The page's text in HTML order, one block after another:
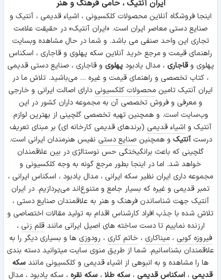
ایران آنتیک ، حامی فرهنگ و هنر
اینجا فروشگاه آنلاین محصولات کلکسیونی ، اشیاء قدیمی ، آنتیک و
صنایع دستی معاصر ایران است. «ایران آنتیک» در حقیقت علامت
تجاری این واحد صنفی می باشد. و شما در حال مشاهده وبسایت
راهنمای قیمت و مرجع خرید آنلاین سکه پهلوی و قاجاری ، اسکناس
پهلوی وقاجاری ، مدال یادبودپهلوی و قاجاری ، صنایع دستی قدیمی
، کتاب تخصصی و راهنمای قیمت و غیره ... می‌باشید. تلاش ما در
ایران آنتیک تامین محصولات کلکسیونی دارای اصالت ایرانی و خارجی
و معرفی و فروش تخصصی آن به مجموعه داران کشور در این
وب‌سایت است. و همچنین تهیه تخصصی گلچینی از بهترین لوازم
آنتیک و اشیاء قدیمی (برندهای قدیمی کارخانه ای) بر مبنای تعریف
درستآنتیک و همچنینصنایع دستی نفیس هنرمندان ایرانی است.
گلچینی که باعث برانگیختگی حس نوستالژی در بین علاقمندان
خواهد شد. اما در اینجا بطور مرجع گونه به وجه کلکسیونی و
مجموعه داری ایران نظیر سکه ایرانی ، مدال یادبود ، اسکناس ایرانی ،
تمبر قدیمی و غیره که بسیار جامع و متنوع‌اند می‌پردازیم. در ایران
آنتیک جهت شناساندن فرهنگ و هنر به علاقمندان صنایع دستی ،
تلاش شده با جذب افراد کارشناس اقدام به تولید مقالات اختصاصی و
ارزنده نماییم تا دست ساخته های اصیل ایرانی مانندقلم زنی ،
فیروزه کوبی ،میناکاری ، خاتم کاری ، رودوزی ها و بسیاری دیگر را به
علاقمندان بشناسانیم. شما از طریق منوی سایت میتوانید دسته بندی
ها را مشاهده و به انبوهی از اشیاء قدیمی و کلکسیونی مانند سکه
قدیمی ، اسکناس قدیمی ، سکه طلا ، سکه نقره ، سکه یادبود ، مدال